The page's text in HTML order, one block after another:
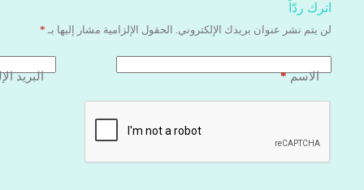
اترك ردّاً
لن يتم نشر عنوان بريدك الإلكتروني. الحقول الإلزامية مشار إليها بـ *
الاسم* البريد